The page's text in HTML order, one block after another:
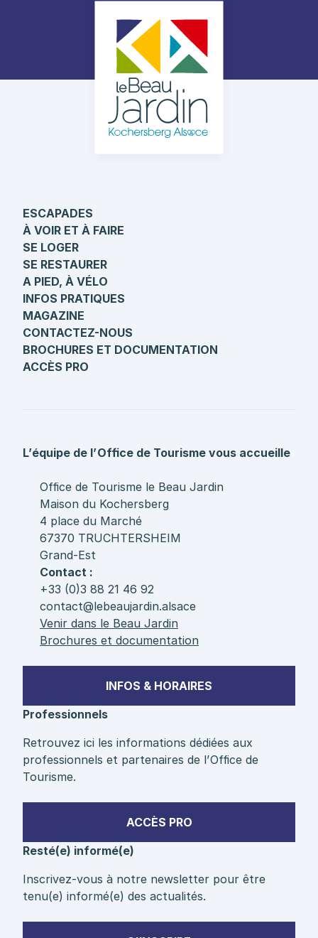
ESCAPADES
À VOIR ET À FAIRE
SE LOGER
SE RESTAURER
A PIED, À VÉLO
INFOS PRATIQUES
MAGAZINE
CONTACTEZ-NOUS
BROCHURES ET DOCUMENTATION
ACCÈS PRO
L’équipe de l’Office de Tourisme vous accueille
Office de Tourisme le Beau Jardin
Maison du Kochersberg
4 place du Marché
67370 TRUCHTERSHEIM
Grand-Est
Contact :
+33 (0)3 88 21 46 92
contact@lebeaujardin.alsace
Venir dans le Beau Jardin
Brochures et documentation
INFOS & HORAIRES
Professionnels
Retrouvez ici les informations dédiées aux
professionnels et partenaires de l’Office de
Tourisme.
ACCÈS PRO
Resté(e) informé(e)
Inscrivez-vous à notre newsletter pour être
tenu(e) informé(e) des actualités.